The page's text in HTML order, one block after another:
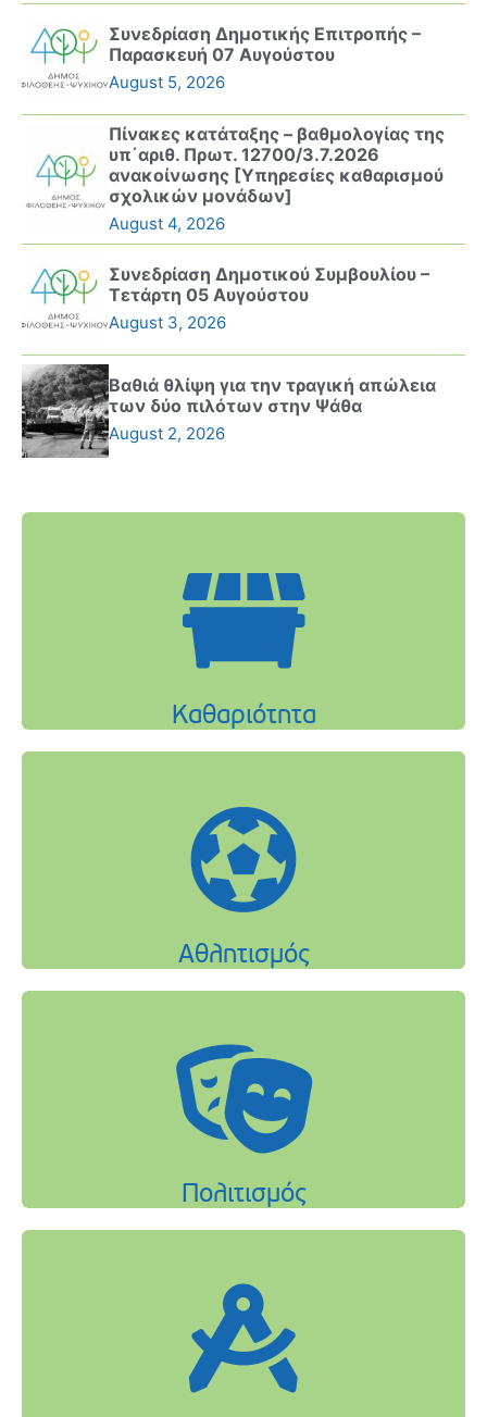
Συνεδρίαση Δημοτικής Επιτροπής –
Παρασκευή 07 Αυγούστου
August 5, 2026
Πίνακες κατάταξης – βαθμολογίας της
υπ΄αριθ. Πρωτ. 12700/3.7.2026
ανακοίνωσης [Υπηρεσίες καθαρισμού
σχολικών μονάδων]
August 4, 2026
Συνεδρίαση Δημοτικού Συμβουλίου –
Τετάρτη 05 Αυγούστου
August 3, 2026
Βαθιά θλίψη για την τραγική απώλεια
των δύο πιλότων στην Ψάθα
August 2, 2026